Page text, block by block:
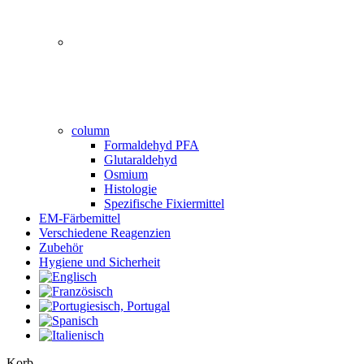
column
Formaldehyd PFA
Glutaraldehyd
Osmium
Histologie
Spezifische Fixiermittel
EM-Färbemittel
Verschiedene Reagenzien
Zubehör
Hygiene und Sicherheit